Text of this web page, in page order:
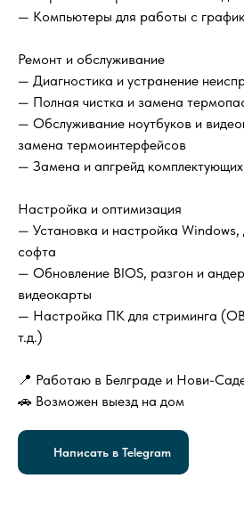
— Компьютеры для работы с
Ремонт и обслуживание
— Диагностика и устранение
— Полная чистка и замена
— Обслуживание ноутбуков и
замена термоинтерфейсов
— Замена и апгрейд комплектующих
Настройка и оптимизация
— Установка и настройка
софта
— Обновление BIOS, разгон и
видеокарты
— Настройка ПК для стриминга
т.д.)
📍 Работаю в Белграде и Нови-
🚗 Возможен выезд на дом
Написать в Telegram